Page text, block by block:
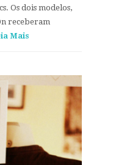
Os dois modelos,
receberam
Mais